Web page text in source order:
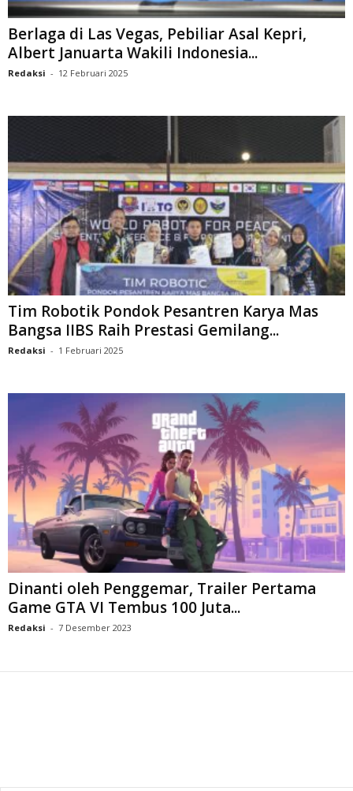
Berlaga di Las Vegas, Pebiliar Asal Kepri,
Albert Januarta Wakili Indonesia...
Redaksi - 12 Februari 2025
Tim Robotik Pondok Pesantren Karya Mas
Bangsa IIBS Raih Prestasi Gemilang...
Redaksi - 1 Februari 2025
Dinanti oleh Penggemar, Trailer Pertama
Game GTA VI Tembus 100 Juta...
Redaksi - 7 Desember 2023